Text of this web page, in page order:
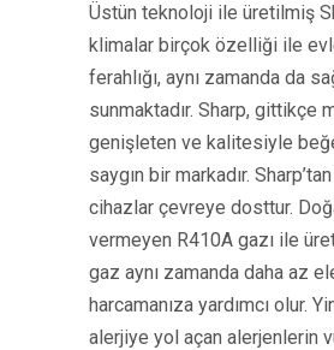
Üstün teknoloji ile üretilmiş
klimalar birçok özelliği ile
ferahlığı, aynı zamanda da
sunmaktadır. Sharp, gittikçe
genişleten ve kalitesiyle
saygın bir markadır. Sharp’tan
cihazlar çevreye dosttur.
vermeyen R410A gazı ile
gaz aynı zamanda daha az
harcamanıza yardımcı olur.
alerjiye yol açan alerjenlerin